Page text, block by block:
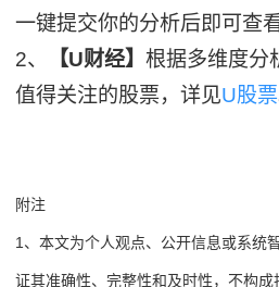
一键提交你的分析后即可查看
2、
【U财经】根据多维度分
值得关注的股票，详见U股票
附注
1、本文为个人观点、公开信息或系统
证其准确性、完整性和及时性，不构成